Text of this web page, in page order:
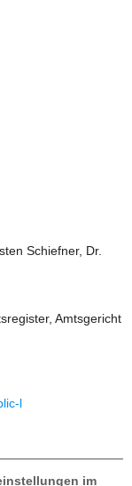
Schiefner, Dr.
Amtsgericht
l
im